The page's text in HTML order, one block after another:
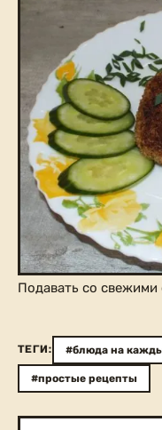
Подавать со
ТЕГИ: #блюда на
#простые рецепты